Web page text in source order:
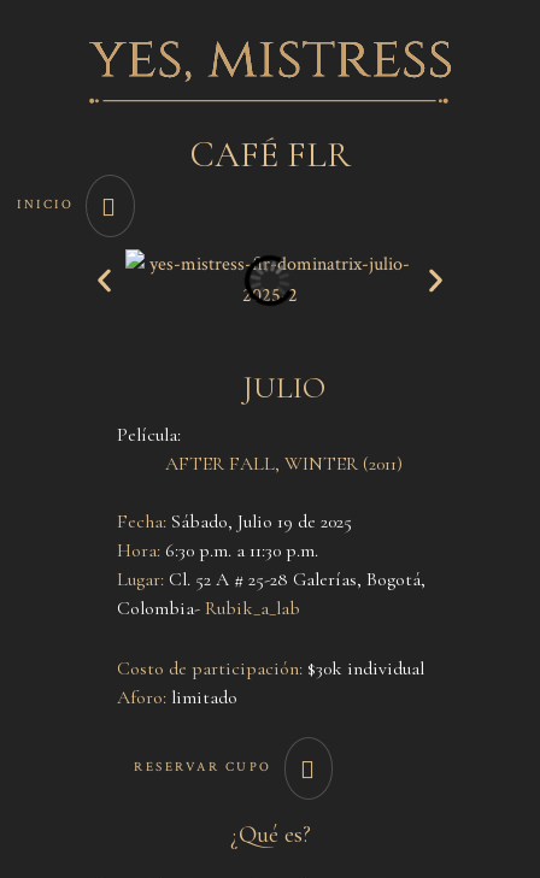
CAFÉ FLR
INICIO
JULIO
Película:
AFTER FALL, WINTER (2011)
Fecha: Sábado, Julio 19 de 2025
Hora: 6:30 p.m. a 11:30 p.m.
Lugar: Cl. 52 A # 25-28 Galerías, Bogotá,
Colombia- Rubik_a_lab
Costo de participación: $30k individual
Aforo: limitado
RESERVAR CUPO
¿Qué es?